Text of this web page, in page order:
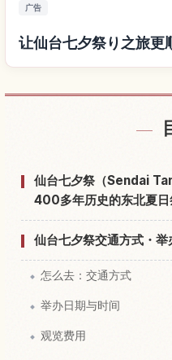
广告
让仙台七夕祭り之旅更
仙台七夕祭（Sendai
400多年历史的东北夏日
仙台七夕祭交通方式・
怎么去：交通方式
举办日期与时间
观览费用